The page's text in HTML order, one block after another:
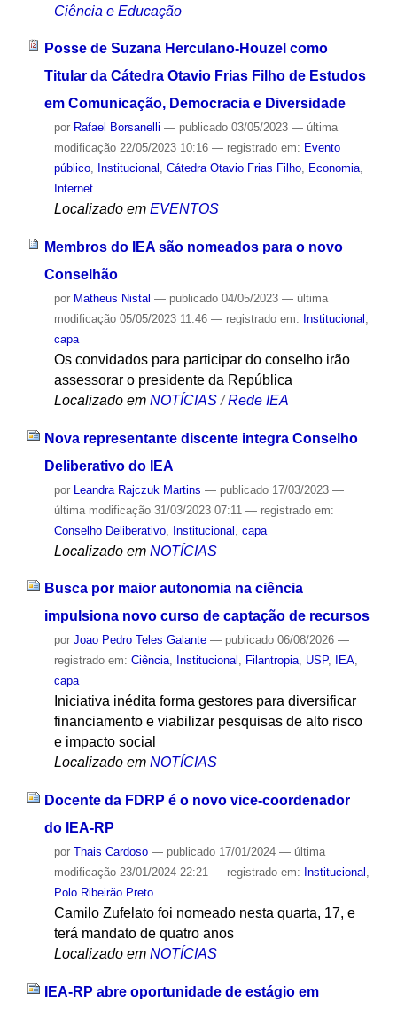
Ciência e Educação
Posse de Suzana Herculano-Houzel como
Titular da Cátedra Otavio Frias Filho de Estudos
em Comunicação, Democracia e Diversidade
por Rafael Borsanelli — publicado03/05/2023 — última
modificação22/05/2023 10:16 — registrado em: Evento
público, Institucional , Cátedra Otavio Frias Filho, Economia,
Internet
Localizado em EVENTOS
Membros do IEA são nomeados para o novo
Conselhão
por Matheus Nistal — publicado04/05/2023 — última
modificação05/05/2023 11:46 — registrado em: Institucional ,
capa
Os convidados para participar do conselho irão
assessorar o presidente da República
Localizado em NOTÍCIAS /Rede IEA
Nova representante discente integra Conselho
Deliberativo do IEA
por Leandra Rajczuk Martins — publicado17/03/2023 —
última modificação31/03/2023 07:11 — registrado em:
Conselho Deliberativo, Institucional capa
Localizado em NOTÍCIAS
Busca por maior autonomia na ciência
impulsiona novo curso de captação de recursos
por Joao Pedro Teles Galante — publicado06/08/2026 —
registrado em: Ciência, Institucional , Filantropia, USP, IEA,
capa
Iniciativa inédita forma gestores para diversificar
financiamento e viabilizar pesquisas de alto risco
e impacto social
Localizado em NOTÍCIAS
Docente da FDRP é o novo vice-coordenador
do IEA-RP
por Thais Cardoso — publicado17/01/2024 — última
modificação23/01/2024 22:21 — registrado em: Institucional ,
Polo Ribeirão Preto
Camilo Zufelato foi nomeado nesta quarta, 17, e
terá mandato de quatro anos
Localizado em NOTÍCIAS
IEA-RP abre oportunidade de estágio em